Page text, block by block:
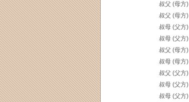
叔父 (母方)
叔父 (母方)
叔母 (父方)
叔母 (父方)
叔父 (母方)
叔母 (母方)
叔父 (父方)
叔母 (父方)
叔母 (父方)